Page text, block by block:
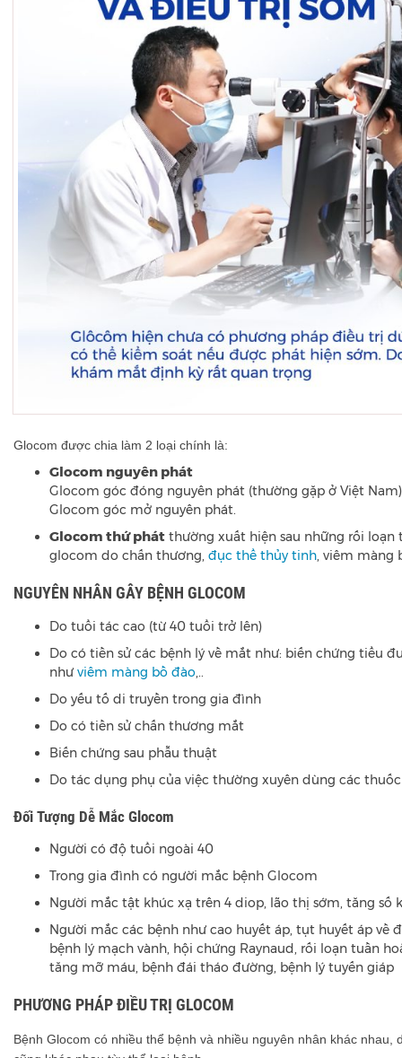
Glocom được chia làm 2 loại chính là:
Glocom nguyên phát
Glocom góc đóng nguyên phát (thường gặp ở Việt
Glocom góc mở nguyên phát.
Glocom thứ phát thường xuất hiện sau những rối loạn
glocom do chấn thương, đục thể thủy tinh, viêm màng
NGUYÊN NHÂN GÂY BỆNH GLOCOM
Do tuổi tác cao (từ 40 tuổi trở lên)
Do có tiền sử các bệnh lý về mắt như: biến chứng tiểu
như viêm màng bồ đào,..
Do yếu tố di truyền trong gia đình
Do có tiền sử chấn thương mắt
Biến chứng sau phẫu thuật
Do tác dụng phụ của việc thường xuyên dùng các
Đối Tượng Dễ Mắc Glocom
Người có độ tuổi ngoài 40
Trong gia đình có người mắc bệnh Glocom
Người mắc tật khúc xạ trên 4 diop, lão thị sớm, tăng số
Người mắc các bệnh như cao huyết áp, tụt huyết áp về
bệnh lý mạch vành, hội chứng Raynaud, rối loạn tuần
tăng mỡ máu, bệnh đái tháo đường, bệnh lý tuyến giáp
PHƯƠNG PHÁP ĐIỀU TRỊ GLOCOM
Bệnh Glocom có nhiều thể bệnh và nhiều nguyên nhân khác nhau,